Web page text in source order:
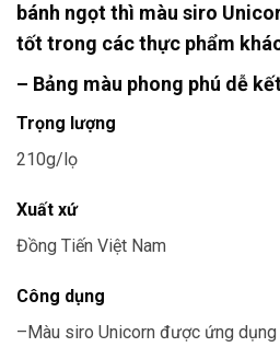
bánh ngọt thì màu siro
tốt trong các thực phẩm
– Bảng màu phong phú dễ
Trọng lượng
210g/lọ
Xuất xứ
Đồng Tiến Việt Nam
Công dụng
–Màu siro Unicorn được ứng